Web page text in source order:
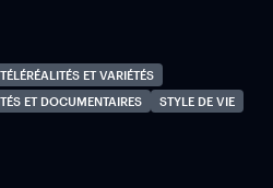
TÉLÉRÉALITÉS ET VARIÉTÉS
ET DOCUMENTAIRES
STYLE DE VIE